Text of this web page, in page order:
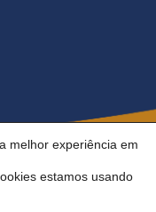
melhor experiência em
estamos usando